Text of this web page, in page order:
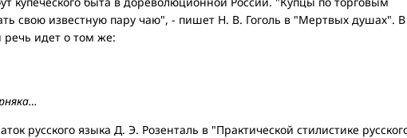
свою известную пару чаю", - пишет Н. В. Гоголь в "Мертвых душах". В
речь идет о том же:
русского языка Д. Э. Розенталь в "Практической стилистике